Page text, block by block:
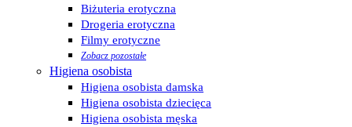
Biżuteria erotyczna
Drogeria erotyczna
Filmy erotyczne
Zobacz pozostałe
Higiena osobista
Higiena osobista damska
Higiena osobista dziecięca
Higiena osobista męska